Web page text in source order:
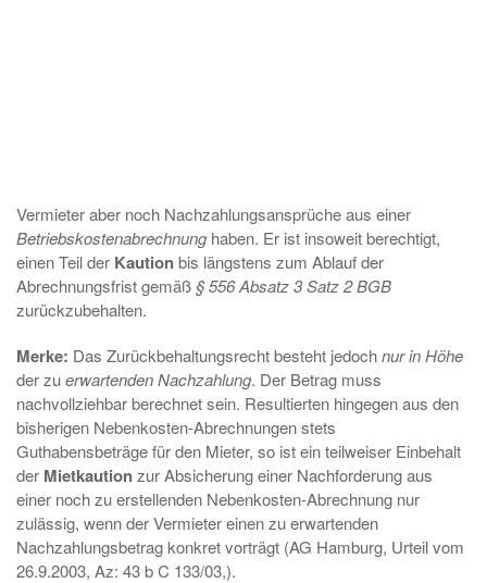
Vermieter aber noch Nachzahlungsansprüche aus einer
Betriebskostenabrechnung haben. Er ist insoweit berechtigt,
einen Teil der Kautionbis längstens zum Ablauf der
Abrechnungsfrist gemäß § 556 Absatz 3 Satz 2 BGB
zurückzubehalten.
Merke: Das Zurückbehaltungsrecht besteht jedochnur in Höhe
der zuerwartenden Nachzahlung. Der Betrag muss
nachvollziehbar berechnet sein. Resultierten hingegen aus den
bisherigen Nebenkosten-Abrechnungen stets
Guthabensbeträge für den Mieter, so ist ein teilweiser Einbehalt
der Mietkautionzur Absicherung einer Nachforderung aus
einer noch zu erstellenden Nebenkosten-Abrechnung nur
zulässig, wenn der Vermieter einen zu erwartenden
Nachzahlungsbetrag konkret vorträgt (AG Hamburg, Urteil vom
26.9.2003, Az: 43 b C 133/03,).